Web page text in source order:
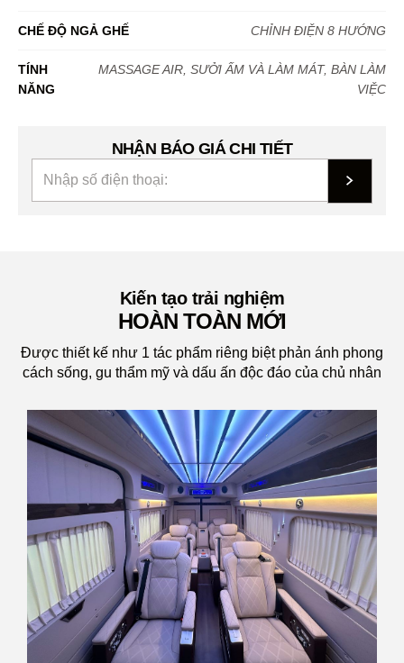
CHẾ ĐỘ NGẢ GHẾ CHỈNH ĐIỆN 8 HƯỚNG
TÍNH
NĂNG
MASSAGE AIR, SƯỞI ẤM VÀ LÀM MÁT, BÀN LÀM
VIỆC
NHẬN BÁO GIÁ CHI TIẾT
Kiến tạo trải nghiệm
HOÀN TOÀN MỚI
Được thiết kế như 1 tác phẩm riêng biệt phản ánh phong
cách sống, gu thẩm mỹ và dấu ấn độc đáo của chủ nhân